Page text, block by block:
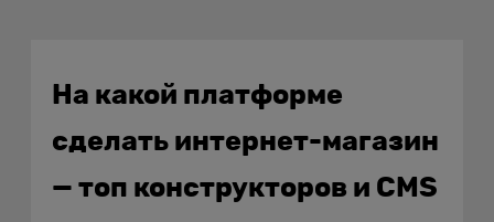
На какой платформе
сделать интернет-магазин
— топ конструкторов и CMS